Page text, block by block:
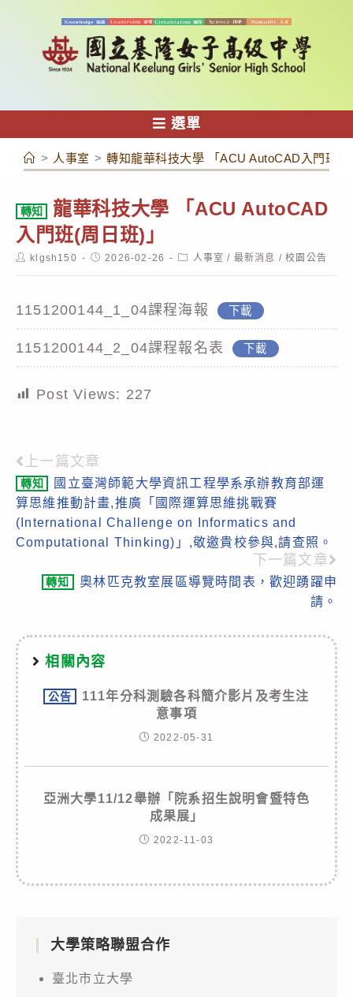
容
選單
> 人事室 > 轉知龍華科技大學 「ACU AutoCAD入門班(
轉知
龍華科技大學 「ACU AutoCAD
入門班(周日班)」
Postklgsh150
Post2026-02-26
Post人事室 / 最新消息 / 校園公告
1151200144_1_04課程海報 下載
1151200144_2_04課程報名表 下載
Post Views: 227
Read
more
articles
上一篇文章
轉知
國立臺灣師範大學資訊工程學系承辦教育部運
算思維推動計畫,推廣「國際運算思維挑戰賽
(International Challenge on Informatics and
Computational Thinking)」,敬邀貴校參與,請查照。
下一篇文章
轉知
奧林匹克教室展區導覽時間表，歡迎踴躍申
請。
相關內容
公告
111年分科測驗各科簡介影片及考生注
意事項
2022-05-31
亞洲大學11/12舉辦「院系招生說明會暨特色
成果展」
2022-11-03
大學策略聯盟合作
臺北市立大學